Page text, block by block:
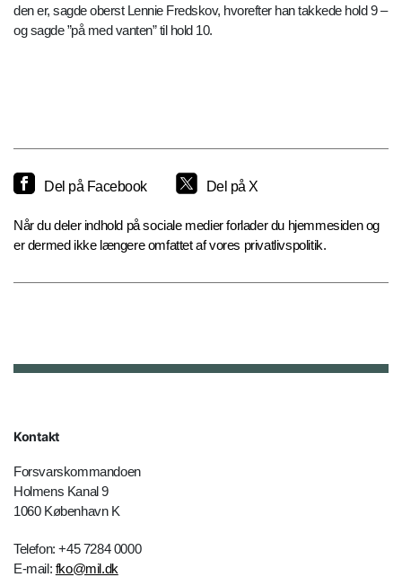
den er, sagde oberst Lennie Fredskov, hvorefter han takkede hold 9 –
og sagde ”på med vanten” til hold 10.
Del på Facebook Del på X
Når du deler indhold på sociale medier forlader du hjemmesiden og
er dermed ikke længere omfattet af vores privatlivspolitik.
Kontakt
Forsvarskommandoen
Holmens Kanal 9
1060 København K
Telefon: +45 7284 0000
E-mail: fko@mil.dk